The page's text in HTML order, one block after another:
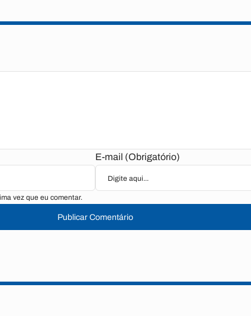
E-mail (Obrigatório)
vez que eu comentar.
Publicar Comentário